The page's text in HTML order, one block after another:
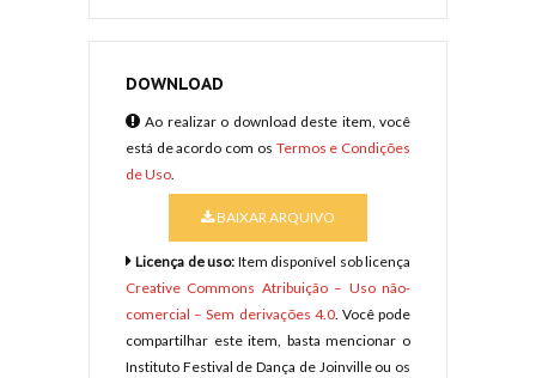
DOWNLOAD
Ao realizar o download deste item, você
está de acordo com os Termos e Condições
de Uso.
BAIXAR ARQUIVO
Licença de uso: Item disponível sob licença
Creative Commons Atribuição – Uso não-
comercial – Sem derivações 4.0. Você pode
compartilhar este item, basta mencionar o
Instituto Festival de Dança de Joinville ou os